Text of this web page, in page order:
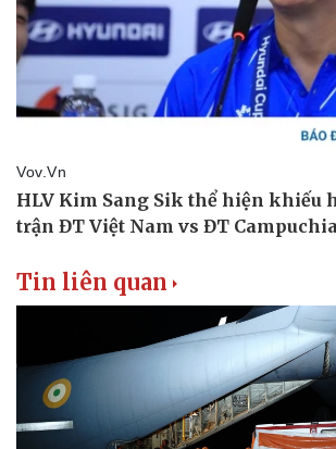
Sân khấu - Điện ảnh
Văn học
Âm nhạc
Giải trí
Nghệ sĩ
Thời trang
Sao Việt
Tin liên quan